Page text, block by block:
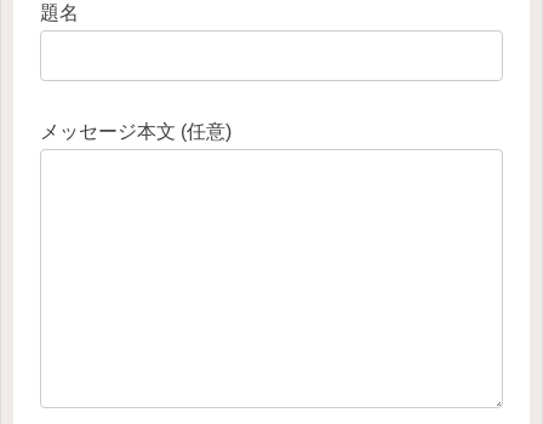
題名
メッセージ本文 (任意)